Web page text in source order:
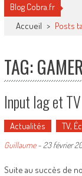
Blog Cobra.fr
Accueil > Posts
TAG: GAMER
Input lag et
Actualités TV,
Guillaume- 23 février
Suite au succès de